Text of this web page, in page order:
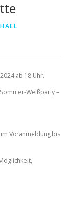
ab 18 Uhr.
Weißparty –
Voranmeldung bis